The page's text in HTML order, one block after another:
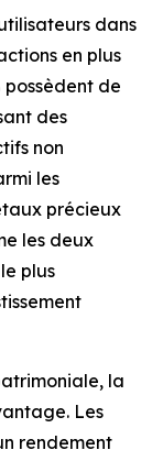
dans
en plus
possèdent de
des
non
les
précieux
les deux
plus
la
Les
rendement